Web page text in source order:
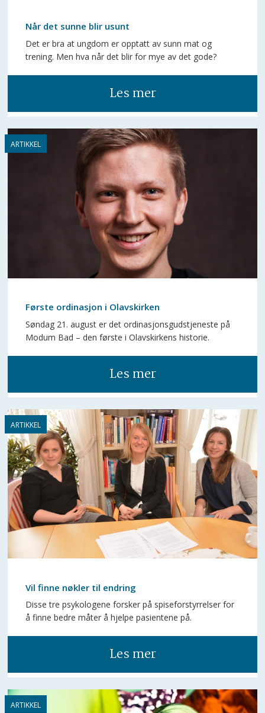
Når det sunne blir usunt
Det er bra at ungdom er opptatt av sunn mat og
trening. Men hva når det blir for mye av det gode?
Les mer
Første ordinasjon i Olavskirken
Søndag 21. august er det ordinasjonsgudstjeneste på
Modum Bad – den første i Olavskirkens historie.
Les mer
Vil finne nøkler til endring
Disse tre psykologene forsker på spiseforstyrrelser for
å finne bedre måter å hjelpe pasientene på.
Les mer